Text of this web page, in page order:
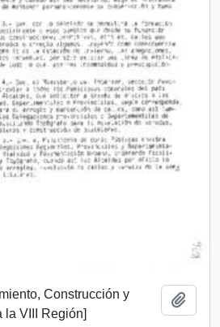
Construcción y
la VIII Región]